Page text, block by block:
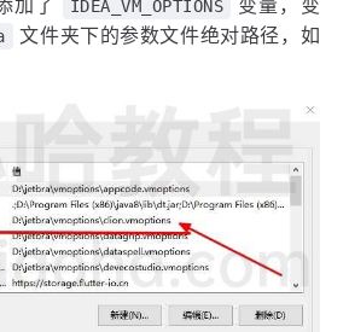
加了 IDEA_VM_OPTIONS
变量，变
文件夹下的参数文件绝对路径，如